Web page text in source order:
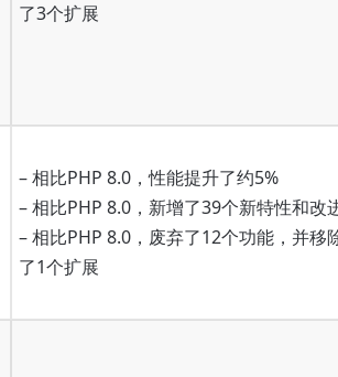
了3个扩展
– 相比PHP 8.0，性能提升了约5%
– 相比PHP 8.0，新增了39个新特性和改
– 相比PHP 8.0，废弃了12个功能，并移
了1个扩展